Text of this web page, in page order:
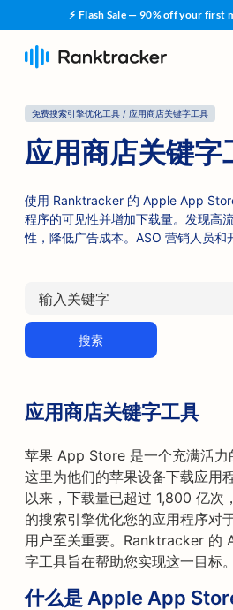
⚡ Flash Sale — 90% off your first
免费搜索引擎优化工具 / 应用商店关键字工具
应用商店关键字
使用 Ranktracker 的 Apple App
程序的可见性并增加下载量。发现高
性，降低广告成本。ASO 营销人员和
搜索
应用商店关键字工具
苹果 App Store 是一个充满活力
这里为他们的苹果设备下载应用
以来，下载量已超过 1,800 亿
的搜索引擎优化您的应用程序对
用户至关重要。Ranktracker 的
字工具旨在帮助您实现这一目标。
什么是 Apple App